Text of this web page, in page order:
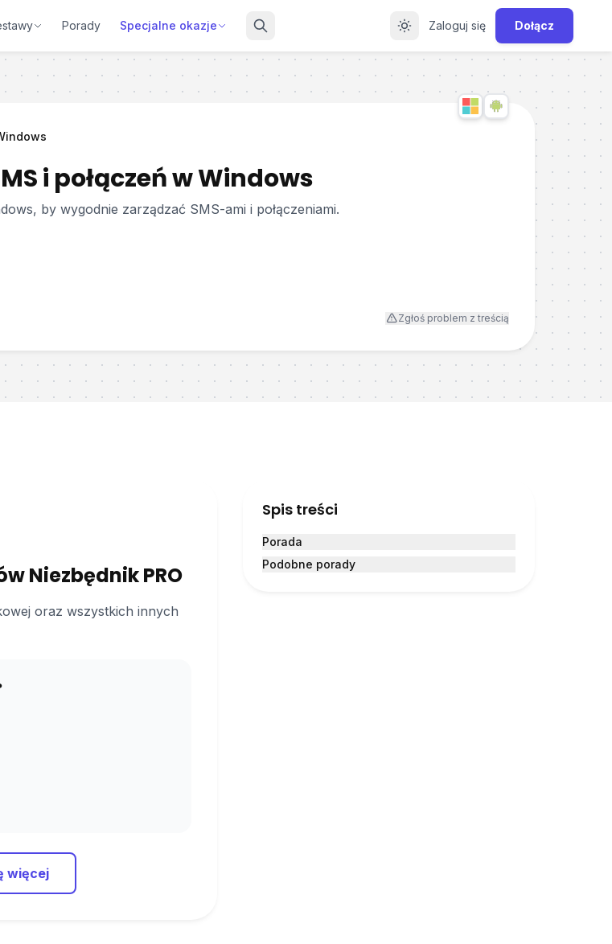
Porady Specjalne okazje Zaloguj się Dołącz
i połączeń w Windows
by wygodnie zarządzać SMS-ami i połączeniami.
Zgłoś problem z treścią
Spis treści
Porada
Podobne porady
Niezbędnik PRO
oraz wszystkich innych
więcej